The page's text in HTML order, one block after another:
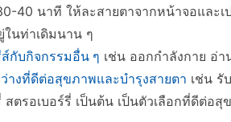
40 นาที ให้ละสายตาจากหน้าจอและเ
นท่าเดิมนาน ๆ
กับกิจกรรมอื่น ๆ เช่น ออกกำลังกาย อ่
งที่ดีต่อสุขภาพและบำรุงสายตา เช่น รั
สตรอเบอร์รี่ เป็นต้น เป็นตัวเลือกที่ดีต่